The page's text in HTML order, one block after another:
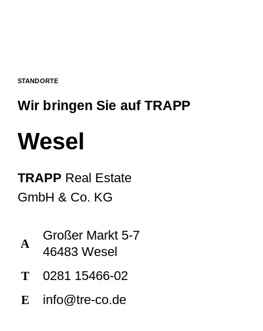
STANDORTE
Wir bringen Sie auf TRAPP
Wesel
TRAPP Real Estate
GmbH & Co. KG
A
Großer Markt 5-7
46483 Wesel
T 0281 15466-02
E info@tre-co.de